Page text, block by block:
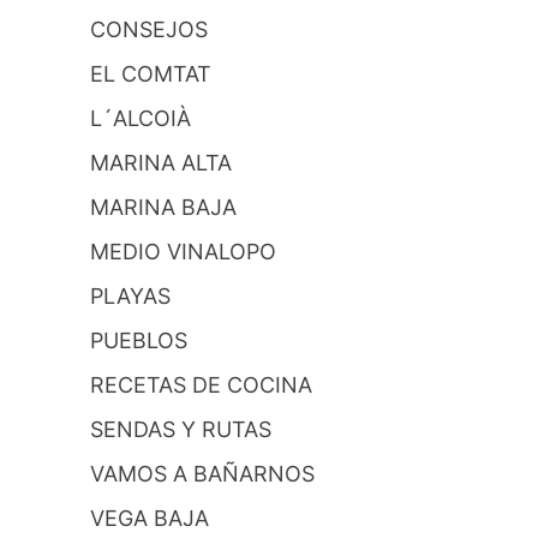
CONSEJOS
EL COMTAT
L´ALCOIÀ
MARINA ALTA
MARINA BAJA
MEDIO VINALOPO
PLAYAS
PUEBLOS
RECETAS DE COCINA
SENDAS Y RUTAS
VAMOS A BAÑARNOS
VEGA BAJA